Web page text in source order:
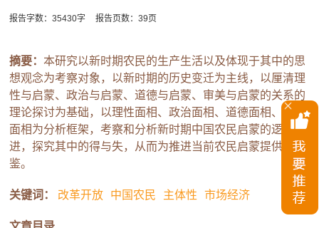
报告字数：35430字 报告页数：39页
摘要：本研究以新时期农民的生产生活以及体现于其中的思
想观念为考察对象，以新时期的历史变迁为主线，以厘清理
性与启蒙、政治与启蒙、道德与启蒙、审美与启蒙的关系的
理论探讨为基础，以理性面相、政治面相、道德面相、审美
面相为分析框架，考察和分析新时期中国农民启蒙的逻辑演
进，探究其中的得与失，从而为推进当前农民启蒙提供借
鉴。
关键词： 改革开放 中国农民 主体性 市场经济